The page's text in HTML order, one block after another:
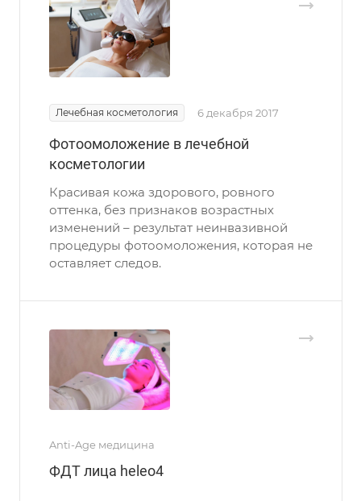
Лечебная косметология 6 декабря 2017
Фотоомоложение в лечебной
косметологии
Красивая кожа здорового, ровного
оттенка, без признаков возрастных
изменений – результат неинвазивной
процедуры фотоомоложения, которая не
оставляет следов.
Anti-Age медицина
ФДТ лица heleo4